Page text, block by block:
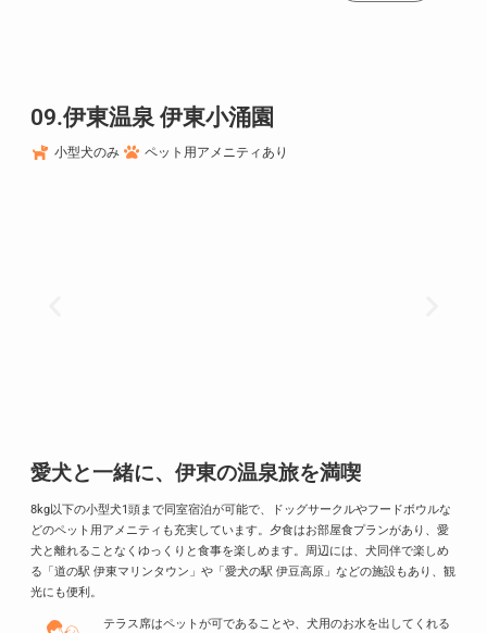
09.伊東温泉 伊東小涌園
小型犬のみ ペット用アメニティあり
愛犬と一緒に、伊東の温泉旅を満喫
8kg以下の小型犬1頭まで同室宿泊が可能で、ドッグサークルやフードボウルな
どのペット用アメニティも充実しています。 夕食はお部屋食プランがあり、愛
犬と離れることなくゆっくりと食事を楽しめます。 周辺には、犬同伴で楽しめ
る「道の駅 伊東マリンタウン」や「愛犬の駅 伊豆高原」などの施設もあり、観
光にも便利。
テラス席はペットが可であることや、犬用のお水を出してくれる